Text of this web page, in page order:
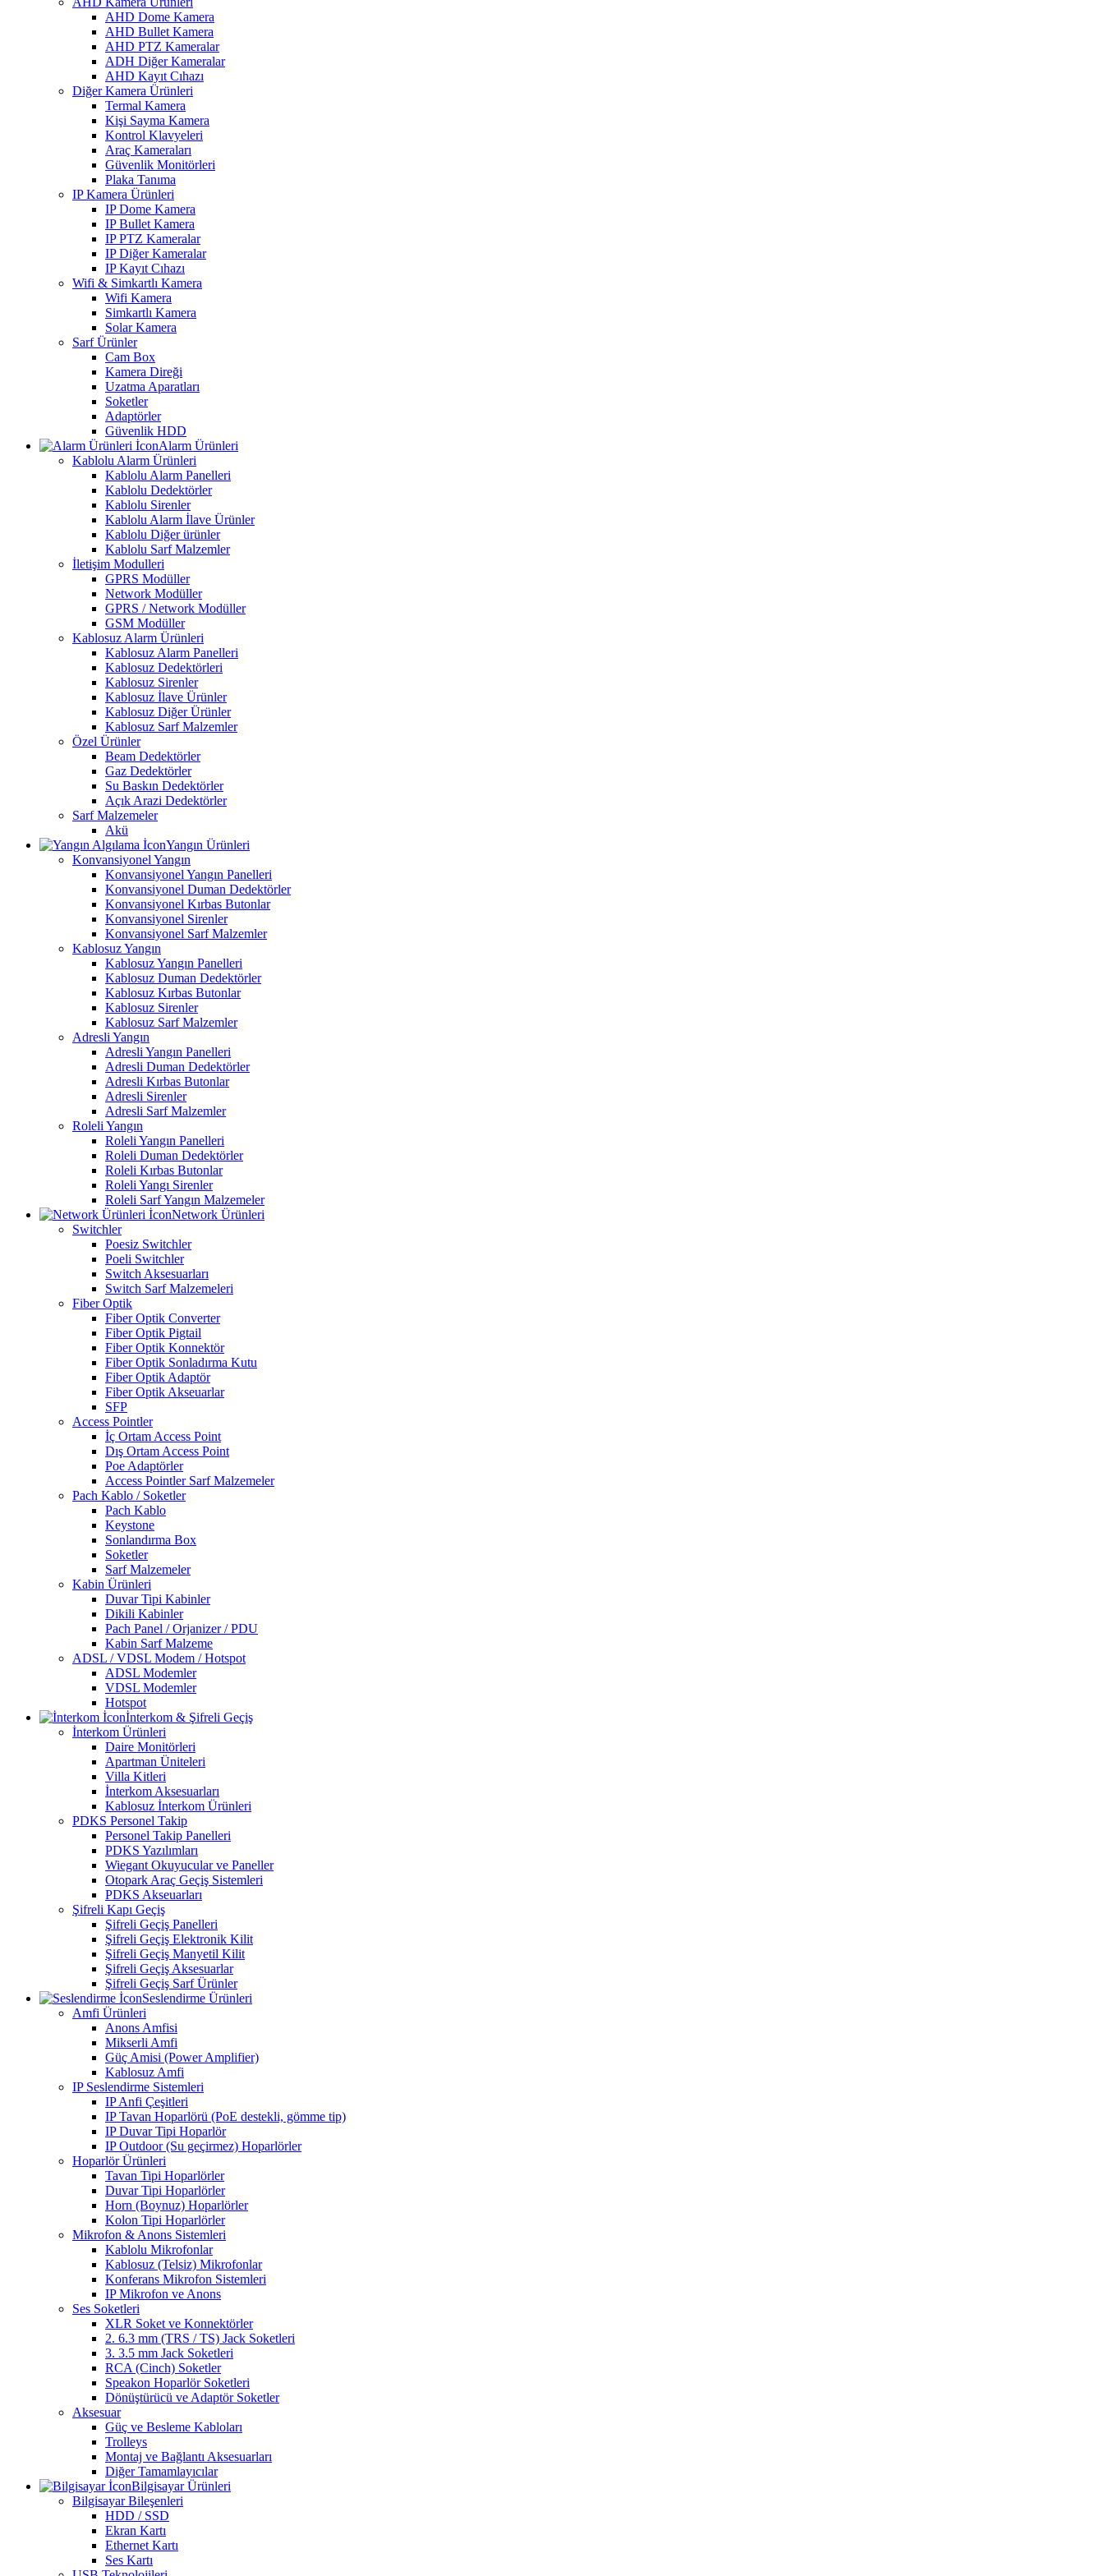
AHD Dome Kamera
AHD Bullet Kamera
AHD PTZ Kameralar
ADH Diğer Kameralar
AHD Kayıt Cıhazı
Diğer Kamera Ürünleri
Termal Kamera
Kişi Sayma Kamera
Kontrol Klavyeleri
Araç Kameraları
Güvenlik Monitörleri
Plaka Tanıma
IP Kamera Ürünleri
IP Dome Kamera
IP Bullet Kamera
IP PTZ Kameralar
IP Diğer Kameralar
IP Kayıt Cıhazı
Wifi & Simkartlı Kamera
Wifi Kamera
Simkartlı Kamera
Solar Kamera
Sarf Ürünler
Cam Box
Kamera Direği
Uzatma Aparatları
Soketler
Adaptörler
Güvenlik HDD
Alarm Ürünleri
Kablolu Alarm Ürünleri
Kablolu Alarm Panelleri
Kablolu Dedektörler
Kablolu Sirenler
Kablolu Alarm İlave Ürünler
Kablolu Diğer ürünler
Kablolu Sarf Malzemler
İletişim Modulleri
GPRS Modüller
Network Modüller
GPRS / Network Modüller
GSM Modüller
Kablosuz Alarm Ürünleri
Kablosuz Alarm Panelleri
Kablosuz Dedektörleri
Kablosuz Sirenler
Kablosuz İlave Ürünler
Kablosuz Diğer Ürünler
Kablosuz Sarf Malzemler
Özel Ürünler
Beam Dedektörler
Gaz Dedektörler
Su Baskın Dedektörler
Açık Arazi Dedektörler
Sarf Malzemeler
Akü
Yangın Ürünleri
Konvansiyonel Yangın
Konvansiyonel Yangın Panelleri
Konvansiyonel Duman Dedektörler
Konvansiyonel Kırbas Butonlar
Konvansiyonel Sirenler
Konvansiyonel Sarf Malzemler
Kablosuz Yangın
Kablosuz Yangın Panelleri
Kablosuz Duman Dedektörler
Kablosuz Kırbas Butonlar
Kablosuz Sirenler
Kablosuz Sarf Malzemler
Adresli Yangın
Adresli Yangın Panelleri
Adresli Duman Dedektörler
Adresli Kırbas Butonlar
Adresli Sirenler
Adresli Sarf Malzemler
Roleli Yangın
Roleli Yangın Panelleri
Roleli Duman Dedektörler
Roleli Kırbas Butonlar
Roleli Yangı Sirenler
Roleli Sarf Yangın Malzemeler
Network Ürünleri
Switchler
Poesiz Switchler
Poeli Switchler
Switch Aksesuarları
Switch Sarf Malzemeleri
Fiber Optik
Fiber Optik Converter
Fiber Optik Pigtail
Fiber Optik Konnektör
Fiber Optik Sonladırma Kutu
Fiber Optik Adaptör
Fiber Optik Akseuarlar
SFP
Access Pointler
İç Ortam Access Point
Dış Ortam Access Point
Poe Adaptörler
Access Pointler Sarf Malzemeler
Pach Kablo / Soketler
Pach Kablo
Keystone
Sonlandırma Box
Soketler
Sarf Malzemeler
Kabin Ürünleri
Duvar Tipi Kabinler
Dikili Kabinler
Pach Panel / Orjanizer / PDU
Kabin Sarf Malzeme
ADSL / VDSL Modem / Hotspot
ADSL Modemler
VDSL Modemler
Hotspot
İnterkom & Şifreli Geçiş
İnterkom Ürünleri
Daire Monitörleri
Apartman Üniteleri
Villa Kitleri
İnterkom Aksesuarları
Kablosuz İnterkom Ürünleri
PDKS Personel Takip
Personel Takip Panelleri
PDKS Yazılımları
Wiegant Okuyucular ve Paneller
Otopark Araç Geçiş Sistemleri
PDKS Akseuarları
Şifreli Kapı Geçiş
Şifreli Geçiş Panelleri
Şifreli Geçiş Elektronik Kilit
Şifreli Geçiş Manyetil Kilit
Şifreli Geçiş Aksesuarlar
Şifreli Geçiş Sarf Ürünler
Seslendirme Ürünleri
Amfi Ürünleri
Anons Amfisi
Mikserli Amfi
Güç Amisi (Power Amplifier)
Kablosuz Amfi
IP Seslendirme Sistemleri
IP Anfi Çeşitleri
IP Tavan Hoparlörü (PoE destekli, gömme tip)
IP Duvar Tipi Hoparlör
IP Outdoor (Su geçirmez) Hoparlörler
Hoparlör Ürünleri
Tavan Tipi Hoparlörler
Duvar Tipi Hoparlörler
Horn (Boynuz) Hoparlörler
Kolon Tipi Hoparlörler
Mikrofon & Anons Sistemleri
Kablolu Mikrofonlar
Kablosuz (Telsiz) Mikrofonlar
Konferans Mikrofon Sistemleri
IP Mikrofon ve Anons
Ses Soketleri
XLR Soket ve Konnektörler
2. 6.3 mm (TRS / TS) Jack Soketleri
3. 3.5 mm Jack Soketleri
RCA (Cinch) Soketler
Speakon Hoparlör Soketleri
Dönüştürücü ve Adaptör Soketler
Aksesuar
Güç ve Besleme Kabloları
Trolleys
Montaj ve Bağlantı Aksesuarları
Diğer Tamamlayıcılar
Bilgisayar Ürünleri
Bilgisayar Bileşenleri
HDD / SSD
Ekran Kartı
Ethernet Kartı
Ses Kartı